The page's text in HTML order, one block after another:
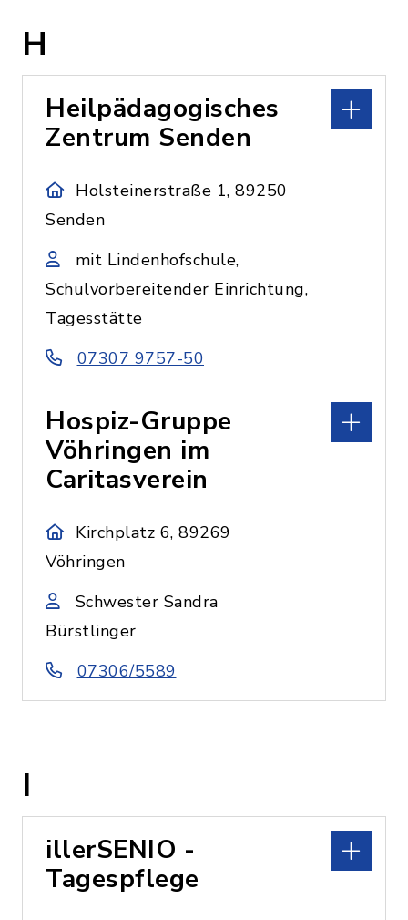
H
Heilpädagogisches
Zentrum Senden
Holsteinerstraße 1, 89250
Senden
mit Lindenhofschule,
Schulvorbereitender Einrichtung,
Tagesstätte
07307 9757-50
Hospiz-Gruppe
Vöhringen im
Caritasverein
Kirchplatz 6, 89269
Vöhringen
Schwester Sandra
Bürstlinger
07306/5589
I
illerSENIO -
Tagespflege